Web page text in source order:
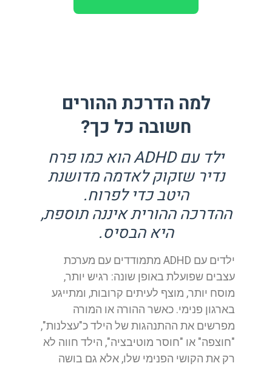
למה הדרכת ההורים
חשובה כל כך?
ילד עם ADHD הוא כמו פרח
נדיר שזקוק לאדמה מדושנת
היטב כדי לפרוח.
ההדרכה ההורית איננה תוספת,
היא הבסיס.
ילדים עם ADHD מתמודדים עם מערכת
עצבים שפועלת באופן שונה: רגיש יותר,
מוסח יותר, מוצף לעיתים קרובות, ומתייגע
בארגון פנימי. כאשר ההורה או המורה
מפרשים את ההתנהגות של הילד כ"עצלנות",
"חוצפה" או "חוסר מוטיבציה", הילד חווה לא
רק את הקושי הפנימי שלו, אלא גם בושה